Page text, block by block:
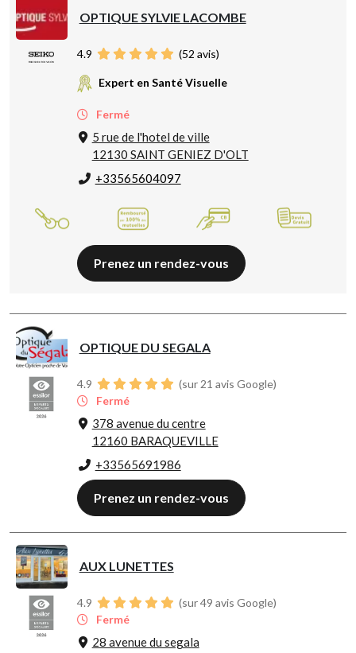
OPTIQUE SYLVIE LACOMBE
4.9 (52 avis)
Expert en Santé Visuelle
Fermé
5 rue de l'hotel de ville
12130 SAINT GENIEZ D'OLT
+33565604097
Prenez un rendez-vous
OPTIQUE DU SEGALA
4.9
(sur 21 avis Google)
Fermé
378 avenue du centre
12160 BARAQUEVILLE
+33565691986
Prenez un rendez-vous
AUX LUNETTES
4.9
(sur 49 avis Google)
Fermé
28 avenue du segala